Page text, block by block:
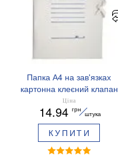
Папка А4 на зав'язках
картонна клеєний клапан
Buromax BM.3359
Ціна
14.94 грн
штука
КУПИТИ